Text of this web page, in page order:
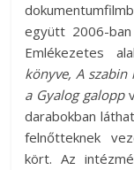
együtt 2006-
Emlékezetes
könyve, A szabin
a Gyalog galopp
darabokban
felnőtteknek
kört. Az